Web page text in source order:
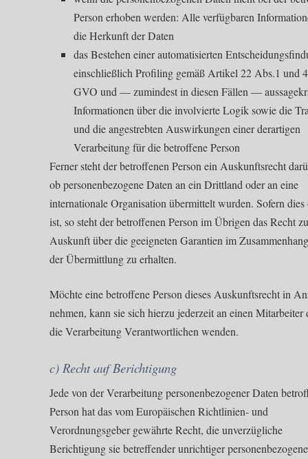
Person erhoben werden: Alle verfügbaren
die Herkunft der Daten
das Bestehen einer automatisierten
einschließlich Profiling gemäß Artikel 22 Abs.1 und
GVO und — zumindest in diesen Fällen —
Informationen über die involvierte Logik sowie die
und die angestrebten Auswirkungen einer derartigen
Verarbeitung für die betroffene Person
Ferner steht der betroffenen Person ein Auskunftsrecht
ob personenbezogene Daten an ein Drittland oder an eine
internationale Organisation übermittelt wurden. Sofern dies
ist, so steht der betroffenen Person im Übrigen das Recht
Auskunft über die geeigneten Garantien im
der Übermittlung zu erhalten.
Möchte eine betroffene Person dieses Auskunftsrecht in
nehmen, kann sie sich hierzu jederzeit an einen Mitarbeiter
die Verarbeitung Verantwortlichen wenden.
c) Recht auf Berichtigung
Jede von der Verarbeitung personenbezogener Daten
Person hat das vom Europäischen Richtlinien- und
Verordnungsgeber gewährte Recht, die unverzügliche
Berichtigung sie betreffender unrichtiger